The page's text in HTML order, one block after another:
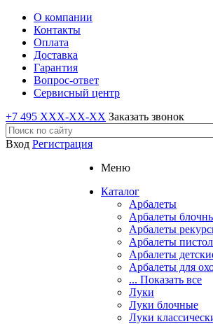
О компании
Контакты
Оплата
Доставка
Гарантия
Вопрос-ответ
Сервисный центр
+7 495 XXX-XX-XX Заказать звонок
Вход Регистрация
Меню
Каталог
Арбалеты
Арбалеты
Арбалеты
Арбалеты
Арбалеты
Арбалеты для
... Показать все
Луки
Луки блочные
Луки